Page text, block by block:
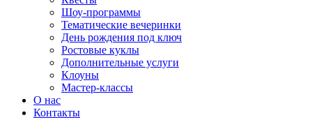
Шоу-программы
Тематические вечеринки
День рождения под ключ
Ростовые куклы
Дополнительные услуги
Клоуны
Мастер-классы
О нас
Контакты